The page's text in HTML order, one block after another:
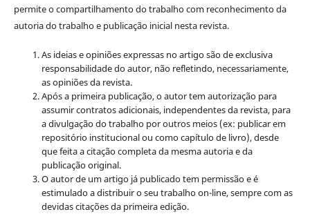
permite o compartilhamento do trabalho com reconhecimento da
autoria do trabalho e publicação inicial nesta revista.
As ideias e opiniões expressas no artigo são de exclusiva
responsabilidade do autor, não refletindo, necessariamente,
as opiniões da revista.
Após a primeira publicação, o autor tem autorização para
assumir contratos adicionais, independentes da revista, para
a divulgação do trabalho por outros meios (ex: publicar em
repositório institucional ou como capítulo de livro), desde
que feita a citação completa da mesma autoria e da
publicação original.
O autor de um artigo já publicado tem permissão e é
estimulado a distribuir o seu trabalho on-line, sempre com as
devidas citações da primeira edição.